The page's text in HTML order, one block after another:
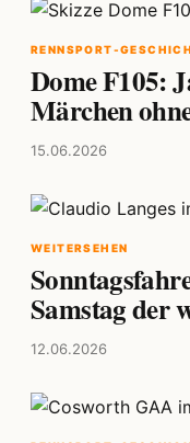
RENNSPORT-
Dome F105:
Märchen
15.06.2026
WEITERSEHEN
Samstag der
12.06.2026